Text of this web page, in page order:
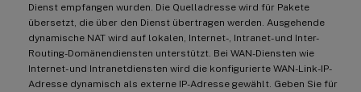
Dienst empfangen wurden. Die Quelladresse wird für Pakete
übersetzt, die über den Dienst übertragen werden. Ausgehende
dynamische NAT wird auf lokalen, Internet-, Intranet- und Inter-
Routing-Domänendiensten unterstützt. Bei WAN-Diensten wie
Internet- und Intranetdiensten wird die konfigurierte WAN-Link-IP-
Adresse dynamisch als externe IP-Adresse gewählt. Geben Sie für